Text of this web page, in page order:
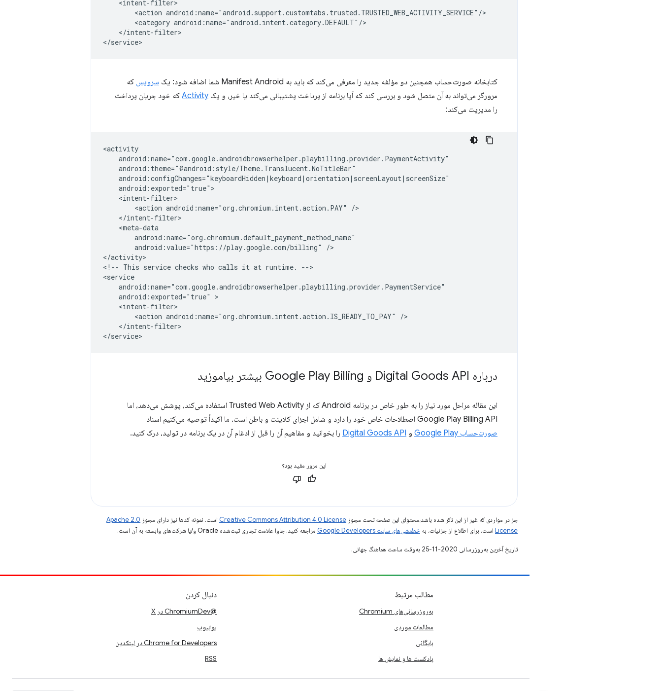
<action
<category
</intent-filter>
کتابخانه صورت‌حساب همچنین دو مؤلفه جدید را معرفی می‌کند که باید به Manifest Android شما اضافه شود: یک سرویس که
مرورگر می‌تواند به آن متصل شود و بررسی کند که آیا برنامه از پرداخت پشتیبانی می‌کند یا خیر، و یک Activity که خود جریان پرداخت
را مدیریت می‌کند:
<action android:name="org.chromium.intent.action.PAY"
android:value="https://play.google.com/billing"
/>
</activity>
<!-- This service checks who calls it at runtime.
-->
android:exported="true"
<action android:name="org.chromium.intent.action.IS_READY_TO_PAY"
</intent-filter>
درباره Digital Goods API و Google Play Billing بیشتر بیاموزید
این مقاله مراحل مورد نیاز را به طور خاص در برنامه Android که از Trusted Web Activity استفاده می‌کند، پوشش می‌دهد، اما
Google Play Billing API اصطلاحات خاص خود را دارد و شامل اجزای کلاینت و باطن است. ما اکیداً توصیه می‌کنیم اسناد
صورت‌حساب Google Play
و Digital Goods API را بخوانید و مفاهیم آن را قبل از ادغام آن در یک برنامه در تولید، درک کنید.
این مرور مفید بود؟
جز در مواردی که غیر از این ذکر شده باشد،‌محتوای این صفحه تحت مجوز Creative Commons Attribution 4.0 License است. نمونه کدها نیز دارای مجوز Apache 2.0
License است. برای اطلاع از جزئیات، به خطمشی‌های سایت Google Developers‏ مراجعه کنید. جاوا علامت تجاری ثبت‌شده Oracle و/یا شرکت‌های وابسته به آن است.
تاریخ آخرین به‌روزرسانی 2020-11-25 به‌وقت ساعت هماهنگ جهانی.
مطالب مرتبط
به‌روزرسانی‌های Chromium
مطالعات موردی
بایگانی
پادکست ها و نمایش ها
دنبال کردن
@ChromiumDev در X
یوتیوب
Chrome for Developers در لینکدین
RSS